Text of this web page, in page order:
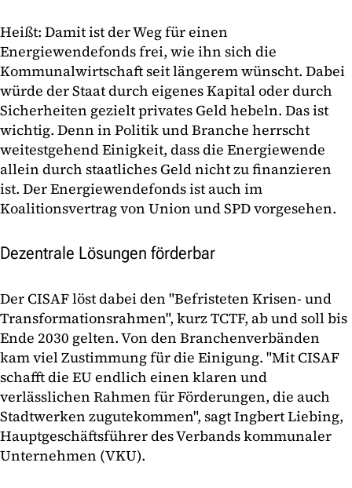
Heißt: Damit ist der Weg für einen
Energiewendefonds frei, wie ihn sich die
Kommunalwirtschaft seit längerem wünscht. Dabei
würde der Staat durch eigenes Kapital oder durch
Sicherheiten gezielt privates Geld hebeln. Das ist
wichtig. Denn in Politik und Branche herrscht
weitestgehend Einigkeit, dass die Energiewende
allein durch staatliches Geld nicht zu finanzieren
ist. Der Energiewendefonds ist auch im
Koalitionsvertrag von Union und SPD vorgesehen.
Dezentrale Lösungen förderbar
Der CISAF löst dabei den "Befristeten Krisen- und
Transformationsrahmen", kurz TCTF, ab und soll bis
Ende 2030 gelten. Von den Branchenverbänden
kam viel Zustimmung für die Einigung. "Mit CISAF
schafft die EU endlich einen klaren und
verlässlichen Rahmen für Förderungen, die auch
Stadtwerken zugutekommen", sagt Ingbert Liebing,
Hauptgeschäftsführer des Verbands kommunaler
Unternehmen (VKU).